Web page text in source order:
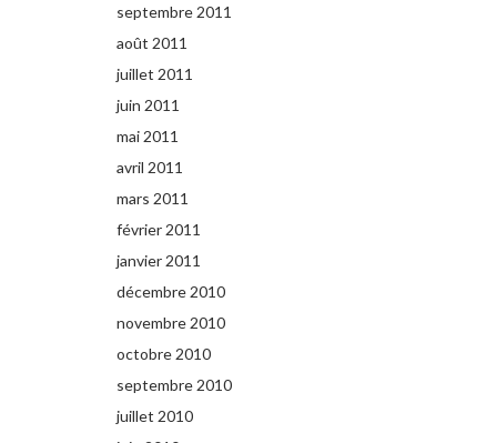
septembre 2011
août 2011
juillet 2011
juin 2011
mai 2011
avril 2011
mars 2011
février 2011
janvier 2011
décembre 2010
novembre 2010
octobre 2010
septembre 2010
juillet 2010